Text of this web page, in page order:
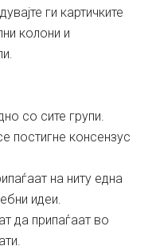
ги картичките
колони и
со сите групи.
постигне консензус
на ниту една
идеи.
да припаѓаат во